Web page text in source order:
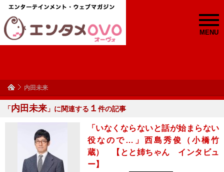
MENU
内田未来
「内田未来 」に関連する １ 件の記事
「いなくならないと話が始まらない
役なので…」西島秀俊（小橋竹
蔵） 【とと姉ちゃん インタビュ
ー】